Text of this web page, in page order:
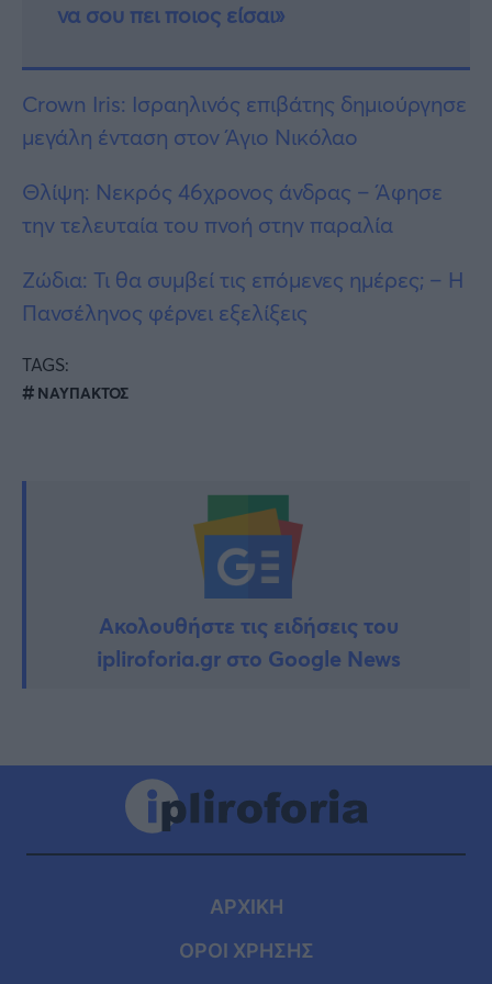
να σου πει ποιος είσαι»
Crown Iris: Ισραηλινός επιβάτης δημιούργησε
μεγάλη ένταση στον Άγιο Νικόλαο
Θλίψη: Νεκρός 46χρονος άνδρας – Άφησε
την τελευταία του πνοή στην παραλία
Ζώδια: Τι θα συμβεί τις επόμενες ημέρες; – Η
Πανσέληνος φέρνει εξελίξεις
TAGS:
ΝΑΥΠΑΚΤΟΣ
Ακολουθήστε τις ειδήσεις του
ipliroforia.gr στο Google News
ΑΡΧΙΚΗ
ΟΡΟΙ ΧΡΗΣΗΣ